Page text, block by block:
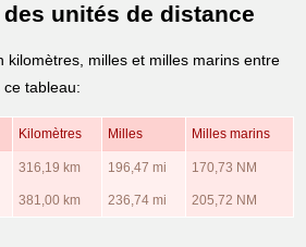
unités de distance
kilomètres, milles et milles marins entre
ce tableau:
Kilomètres Milles Milles marins
316,19 km 196,47 mi 170,73 NM
381,00 km 236,74 mi 205,72 NM